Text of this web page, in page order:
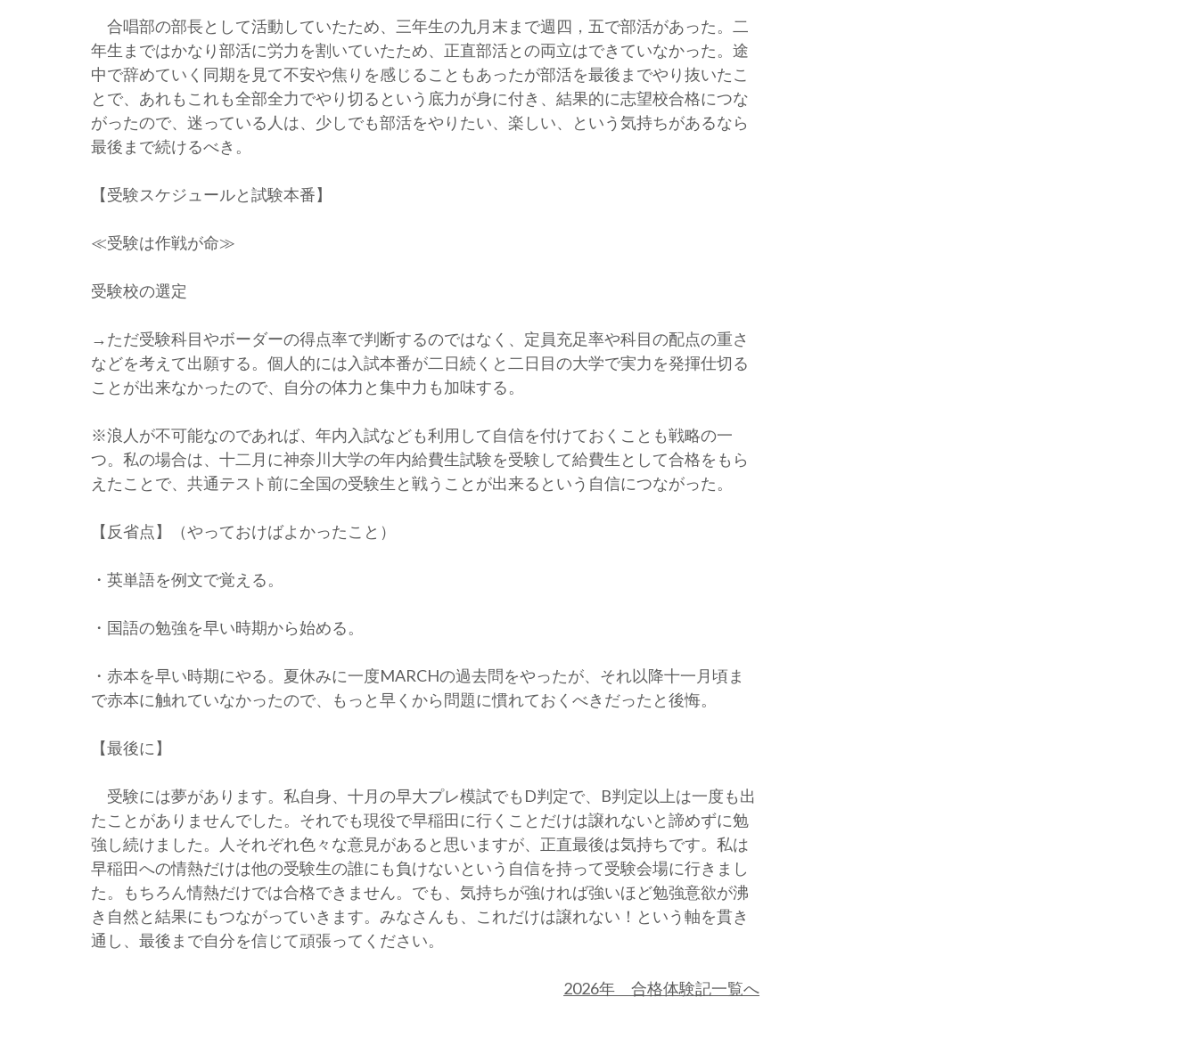
合唱部の部長として活動していたため、三年生の九月末まで週四，五で部活があった。二
年生まではかなり部活に労力を割いていたため、正直部活との両立はできていなかった。途
中で辞めていく同期を見て不安や焦りを感じることもあったが部活を最後までやり抜いたこ
とで、あれもこれも全部全力でやり切るという底力が身に付き、結果的に志望校合格につな
がったので、迷っている人は、少しでも部活をやりたい、楽しい、という気持ちがあるなら
最後まで続けるべき。
【受験スケジュールと試験本番】
≪受験は作戦が命≫
受験校の選定
→ただ受験科目やボーダーの得点率で判断するのではなく、定員充足率や科目の配点の重さ
などを考えて出願する。個人的には入試本番が二日続くと二日目の大学で実力を発揮仕切る
ことが出来なかったので、自分の体力と集中力も加味する。
※浪人が不可能なのであれば、年内入試なども利用して自信を付けておくことも戦略の一
つ。私の場合は、十二月に神奈川大学の年内給費生試験を受験して給費生として合格をもら
えたことで、共通テスト前に全国の受験生と戦うことが出来るという自信につながった。
【反省点】（やっておけばよかったこと）
・英単語を例文で覚える。
・国語の勉強を早い時期から始める。
・赤本を早い時期にやる。夏休みに一度MARCHの過去問をやったが、それ以降十一月頃ま
で赤本に触れていなかったので、もっと早くから問題に慣れておくべきだったと後悔。
【最後に】
受験には夢があります。私自身、十月の早大プレ模試でもD判定で、B判定以上は一度も出
たことがありませんでした。それでも現役で早稲田に行くことだけは譲れないと諦めずに勉
強し続けました。人それぞれ色々な意見があると思いますが、正直最後は気持ちです。私は
早稲田への情熱だけは他の受験生の誰にも負けないという自信を持って受験会場に行きまし
た。もちろん情熱だけでは合格できません。でも、気持ちが強ければ強いほど勉強意欲が沸
き自然と結果にもつながっていきます。みなさんも、これだけは譲れない！という軸を貫き
通し、最後まで自分を信じて頑張ってください。
2026年 合格体験記一覧へ